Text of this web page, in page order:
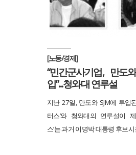
[노동/경제]
“민간군사기업, 만도
입”...청와대 연루설
지난 27일, 만도와 SJM에 투입
터스’와 청와대의 연루설이
스’는 과거 이명박 대통령 후보시